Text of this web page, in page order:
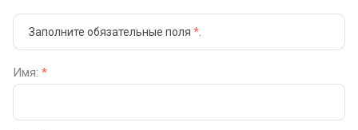
Заполните обязательные поля *
Имя: *